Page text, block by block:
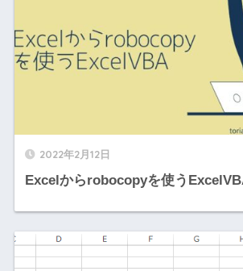
2022年2月12日
Excelからrobocopyを使う